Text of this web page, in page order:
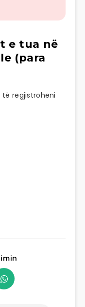
e tua në
(para
të regjistroheni